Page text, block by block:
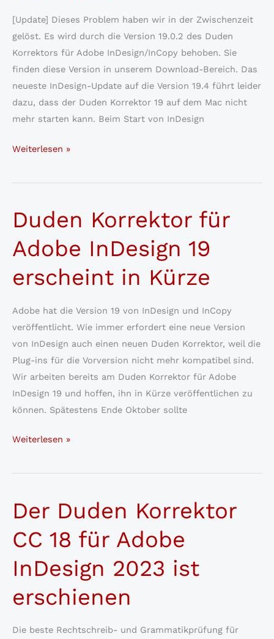
[Update] Dieses Problem haben wir in der Zwischenzeit
gelöst. Es wird durch die Version 19.0.2 des Duden
Korrektors für Adobe InDesign/InCopy behoben. Sie
finden diese Version in unserem Download-Bereich. Das
neueste InDesign-Update auf die Version 19.4 führt leider
dazu, dass der Duden Korrektor 19 auf dem Mac nicht
mehr starten kann. Beim Start von InDesign
[gelöst]
Korrektor
nicht
mit
InDesign
auf
Mac
Weiterlesen »
Duden Korrektor für
Adobe InDesign 19
erscheint in Kürze
Adobe hat die Version 19 von InDesign und InCopy
veröffentlicht. Wie immer erfordert eine neue Version
von InDesign auch einen neuen Duden Korrektor, weil die
Plug-ins für die Vorversion nicht mehr kompatibel sind.
Wir arbeiten bereits am Duden Korrektor für Adobe
InDesign 19 und hoffen, ihn in Kürze veröffentlichen zu
können. Spätestens Ende Oktober sollte
Duden
für
InDesign
19
erscheint
Kürze
Weiterlesen »
Der Duden Korrektor
CC 18 für Adobe
InDesign 2023 ist
erschienen
Die beste Rechtschreib- und Grammatikprüfung für